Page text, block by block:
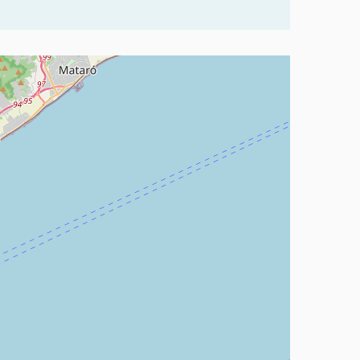
amb un lector de pantalla però pot ser difícil d'entendre.